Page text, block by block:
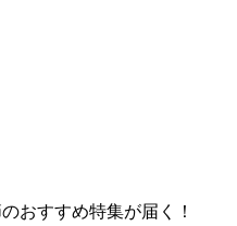
おすすめ特集が届く！